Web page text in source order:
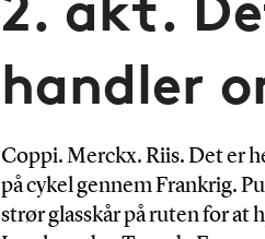
handler
Coppi. Merckx. Riis. Det er
på cykel gennem Frankrig.
strør glasskår på ruten for at